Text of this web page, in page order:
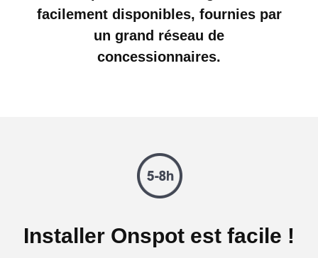
facilement disponibles, fournies par
un grand réseau de
concessionnaires.
Installer Onspot est facile !